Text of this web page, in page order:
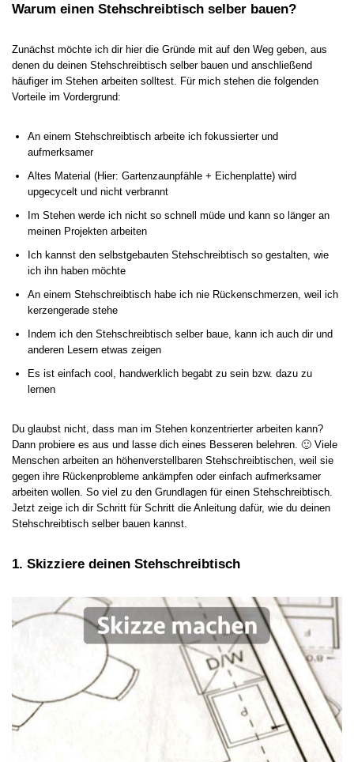
Warum einen Stehschreibtisch selber bauen?
Zunächst möchte ich dir hier die Gründe mit auf den Weg geben, aus
denen du deinen Stehschreibtisch selber bauen und anschließend
häufiger im Stehen arbeiten solltest. Für mich stehen die folgenden
Vorteile im Vordergrund:
An einem Stehschreibtisch arbeite ich fokussierter und
aufmerksamer
Altes Material (Hier: Gartenzaunpfähle + Eichenplatte) wird
upgecycelt und nicht verbrannt
Im Stehen werde ich nicht so schnell müde und kann so länger an
meinen Projekten arbeiten
Ich kannst den selbstgebauten Stehschreibtisch so gestalten, wie
ich ihn haben möchte
An einem Stehschreibtisch habe ich nie Rückenschmerzen, weil ich
kerzengerade stehe
Indem ich den Stehschreibtisch selber baue, kann ich auch dir und
anderen Lesern etwas zeigen
Es ist einfach cool, handwerklich begabt zu sein bzw. dazu zu
lernen
Du glaubst nicht, dass man im Stehen konzentrierter arbeiten kann?
Dann probiere es aus und lasse dich eines Besseren belehren. 🙂 Viele
Menschen arbeiten an höhenverstellbaren Stehschreibtischen, weil sie
gegen ihre Rückenprobleme ankämpfen oder einfach aufmerksamer
arbeiten wollen. So viel zu den Grundlagen für einen Stehschreibtisch.
Jetzt zeige ich dir Schritt für Schritt die Anleitung dafür, wie du deinen
Stehschreibtisch selber bauen kannst.
1. Skizziere deinen Stehschreibtisch